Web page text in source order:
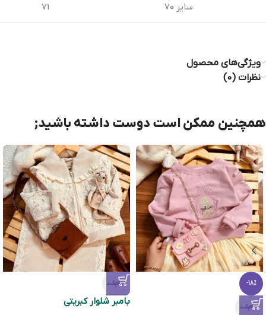
سایز 70 71
ویژگی‌های محصول
نظرات (0)
همچنین ممکن است دوست داشته باشید;
-18%
تمام‌شد
تمام‌شد
بامبر شلوار کبریتی